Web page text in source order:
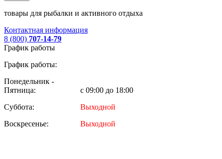
товары для рыбалки и активного отдыха
Контактная информация
8 (800) 707-14-79
График работы
График работы:
Понедельник -
Пятница:
с 09:00 до 18:00
Суббота:
Выходной
Воскресенье:
Выходной